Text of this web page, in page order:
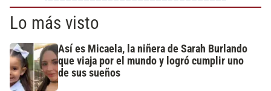
Lo más visto
Así es Micaela, la niñera de Sarah Burlando
que viaja por el mundo y logró cumplir uno
de sus sueños